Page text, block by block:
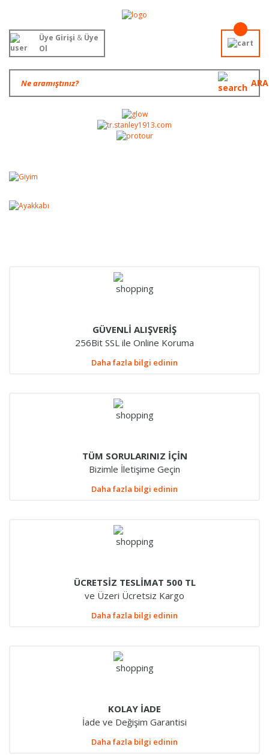
ARA
Üye Girişi &Üye
Ol
GÜVENLİ ALIŞVERİŞ
256Bit SSL ile Online Koruma
Daha fazla bilgi edinin
TÜM SORULARINIZ İÇİN
Bizimle İletişime Geçin
Daha fazla bilgi edinin
ÜCRETSİZ TESLİMAT 500 TL
ve Üzeri Ücretsiz Kargo
Daha fazla bilgi edinin
KOLAY İADE
İade ve Değişim Garantisi
Daha fazla bilgi edinin